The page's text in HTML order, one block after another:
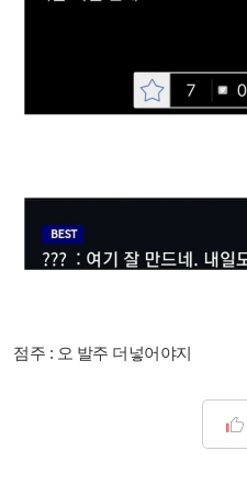
점주 : 오 발주 더넣어야지